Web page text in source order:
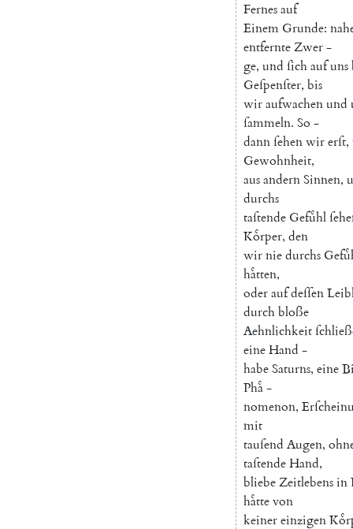
Fernesauf
Einem Grunde:
entfernteZwer-
ge, und ſichaufuns
Geſpenſter, bis
wiraufwachenund
ſammeln. So -
dannſehenwirerſt,
Gewohnheit,
ausandernSinnen,
durchs
taſtende Gefuͤhl
Koͤrper, den
wirniedurchs
haͤtten,
oderaufdeſſen
durchbloße
Aehnlichkeit
eineHand -
habeSaturns, eine
Phaͤ-
nomenon,
mit
tauſend Augen,
taſtendeHand,
bliebeZeitlebensin
haͤttevon
keinereinzigen